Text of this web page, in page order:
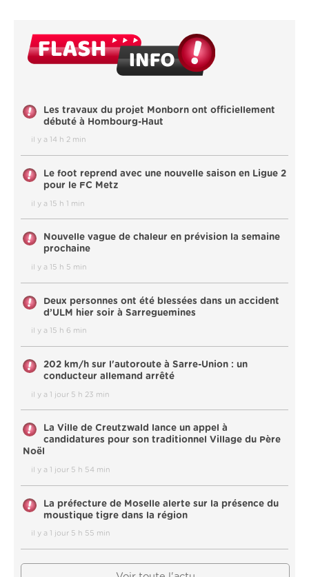
Les travaux du projet Monborn ont officiellement
débuté à Hombourg-Haut
il y a 14 h 2 min
Le foot reprend avec une nouvelle saison en Ligue 2
pour le FC Metz
il y a 15 h 1 min
Nouvelle vague de chaleur en prévision la semaine
prochaine
il y a 15 h 5 min
Deux personnes ont été blessées dans un accident
d’ULM hier soir à Sarreguemines
il y a 15 h 6 min
202 km/h sur l'autoroute à Sarre-Union : un
conducteur allemand arrêté
il y a 1 jour 5 h 23 min
La Ville de Creutzwald lance un appel à
candidatures pour son traditionnel Village du Père
Noël
il y a 1 jour 5 h 54 min
La préfecture de Moselle alerte sur la présence du
moustique tigre dans la région
il y a 1 jour 5 h 55 min